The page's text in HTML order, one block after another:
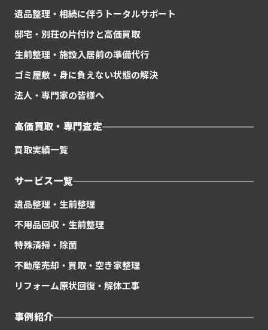
遺品整理・相続に伴うトータルサポート
邸宅・別荘の片付けと高価買取
生前整理・施設入居前の準備代行
ゴミ屋敷・身に負えない状態の解決
法人・専門家の皆様へ
高価買取・専門査定
買取実績一覧
サービス一覧
遺品整理・生前整理
不用品回収・生前整理
特殊清掃・除菌
不動産売却・買取・空き家整理
リフォーム原状回復・解体工事
事例紹介